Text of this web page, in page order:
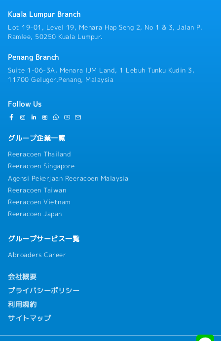
Kuala Lumpur Branch
Lot 19-01, Level 19, Menara Hap Seng 2, No 1 & 3, Jalan P.
Ramlee, 50250 Kuala Lumpur.
Penang Branch
Suite 1-06-3A, Menara IJM Land, 1 Lebuh Tunku Kudin 3,
11700 Gelugor,Penang, Malaysia
Follow Us
グループ企業一覧
Reeracoen Thailand
Reeracoen Singapore
Agensi Pekerjaan Reeracoen Malaysia
Reeracoen Taiwan
Reeracoen Vietnam
Reeracoen Japan
グループサービス一覧
Abroaders Career
会社概要
プライバシーポリシー
利用規約
サイトマップ